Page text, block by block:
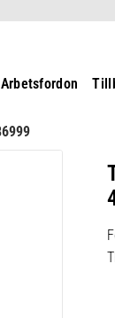
Arbetsfordon